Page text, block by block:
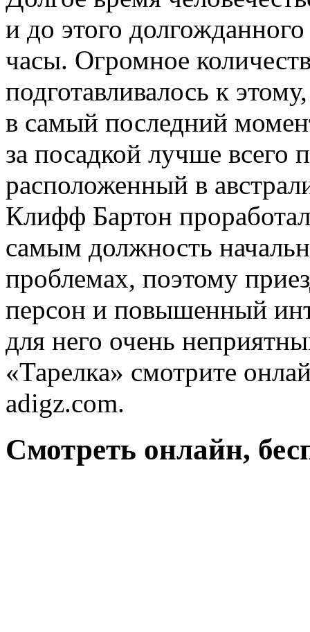
и до этого
часы. Огромное
подготавливалось к
в самый последний
за посадкой лучше всего
расположенный в
Клифф Бартон
самым должность
проблемах, поэтому
персон и повышенный
для него очень
«Тарелка» смотрите
adigz.com.
Смотреть онлайн,